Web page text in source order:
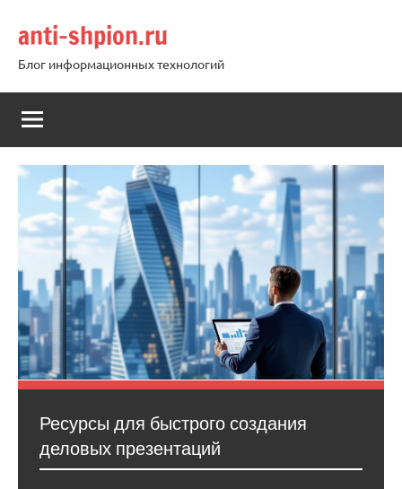
содержимому
anti-shpion.ru
Блог информационных технологий
Ресурсы для быстрого создания
деловых презентаций